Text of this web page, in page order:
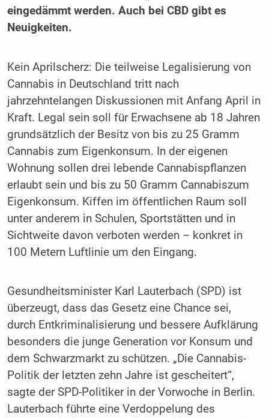
eingedämmt werden. Auch bei CBD gibt es
Neuigkeiten.
Kein Aprilscherz: Die teilweise Legalisierung von
Cannabis in Deutschland tritt nach
jahrzehntelangen Diskussionen mit Anfang April in
Kraft. Legal sein soll für Erwachsene ab 18 Jahren
grundsätzlich der Besitz von bis zu 25 Gramm
Cannabis zum Eigenkonsum. In der eigenen
Wohnung sollen drei lebende Cannabispflanzen
erlaubt sein und bis zu 50 Gramm Cannabiszum
Eigenkonsum. Kiffen im öffentlichen Raum soll
unter anderem in Schulen, Sportstätten und in
Sichtweite davon verboten werden – konkret in
100 Metern Luftlinie um den Eingang.
Gesundheitsminister Karl Lauterbach (SPD) ist
überzeugt, dass das Gesetz eine Chance sei,
durch Entkriminalisierung und bessere Aufklärung
besonders die junge Generation vor Konsum und
dem Schwarzmarkt zu schützen. „Die Cannabis-
Politik der letzten zehn Jahre ist gescheitert“,
sagte der SPD-Politiker in der Vorwoche in Berlin.
Lauterbach führte eine Verdoppelung des